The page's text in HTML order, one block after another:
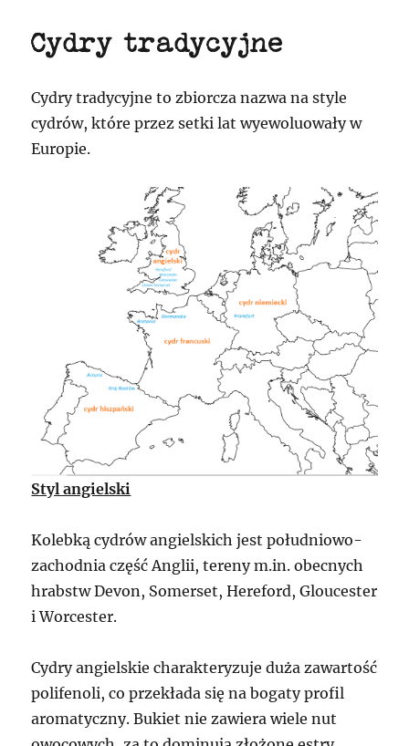
Cydry tradycyjne
Cydry tradycyjne to zbiorcza nazwa na style
cydrów, które przez setki lat wyewoluowały w
Europie.
Styl angielski
Kolebką cydrów angielskich jest południowo-
zachodnia część Anglii, tereny m.in. obecnych
hrabstw Devon, Somerset, Hereford, Gloucester
i Worcester.
Cydry angielskie charakteryzuje duża zawartość
polifenoli, co przekłada się na bogaty profil
aromatyczny. Bukiet nie zawiera wiele nut